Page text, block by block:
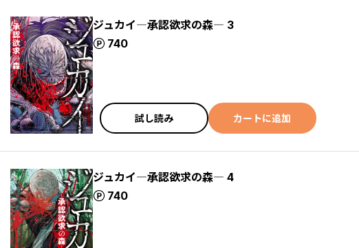
ジュカイ―承認欲求の森― 3
740
ポイント
試し読み カートに追加
ジュカイ―承認欲求の森― 4
740
ポイント